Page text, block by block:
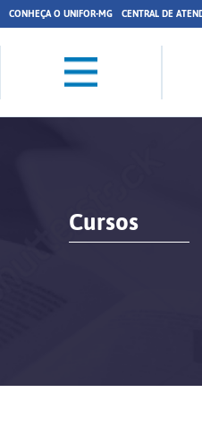
CONHEÇA O UNIFOR-MG CENTRAL DE
Cursos